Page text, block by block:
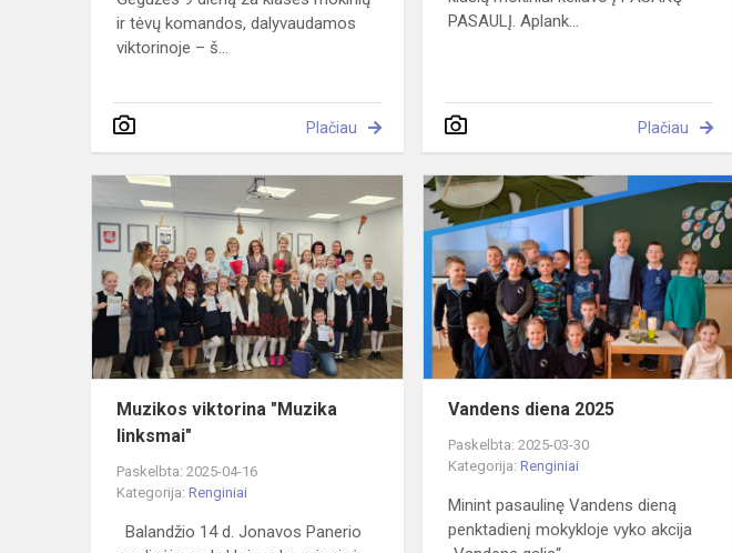
ir tėvų komandos, dalyvaudamos
viktorinoje – š...
Plačiau
PASAULĮ. Aplank...
Plačiau
Muzikos
viktorina
"Muzika
linksmai"
Muzikos viktorina "Muzika
linksmai"
Paskelbta: 2025-04-16
Kategorija: Renginiai
Balandžio 14 d. Jonavos Panerio
Vandens diena 2025
Paskelbta: 2025-03-30
Kategorija:Renginiai
Minint pasaulinę Vandens dieną
penktadienį mokykloje vyko akcija